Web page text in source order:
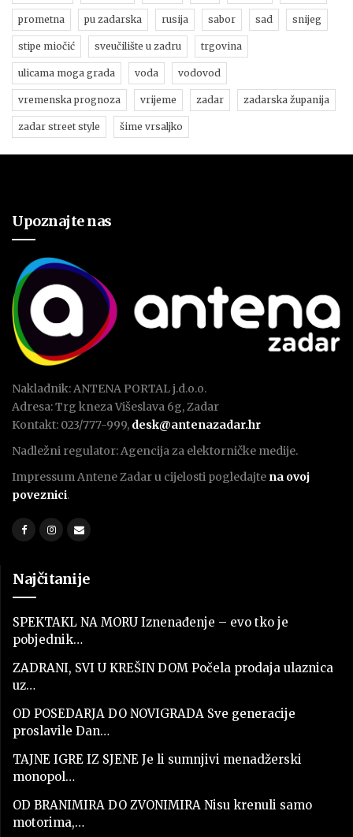
prometna pu zadarska rusija sabor sad snijeg
stipe miočić sveučilište u zadru trgovina
ulicama moga grada voda vodovod
vremenska prognoza vrijeme zadar zadarska županija
zadar street style šime vrsaljko
Upoznajte nas
Nakladnik: ANTENA PORTAL j.d.o.o.
Adresa: Trg kneza Višeslava 6g, Zadar
Kontakt: 023/777-999, desk@antenazadar.hr
Nadležni regulator: Agencija za elektorničke medije.
Impressum Antene Zadar u cijelosti pogledajte na ovoj
poveznici.
Najčitanije
SPEKTAKL NA MORU Iznenađenje – evo tko je
pobjednik…
ZADRANI, SVI U KREŠIN DOM Počela prodaja ulaznica
uz…
OD POSEDARJA DO NOVIGRADA Sve generacije
proslavile Dan…
TAJNE IGRE IZ SJENE Je li sumnjivi menadžerski
monopol…
OD BRANIMIRA DO ZVONIMIRA Nisu krenuli samo
motorima,…